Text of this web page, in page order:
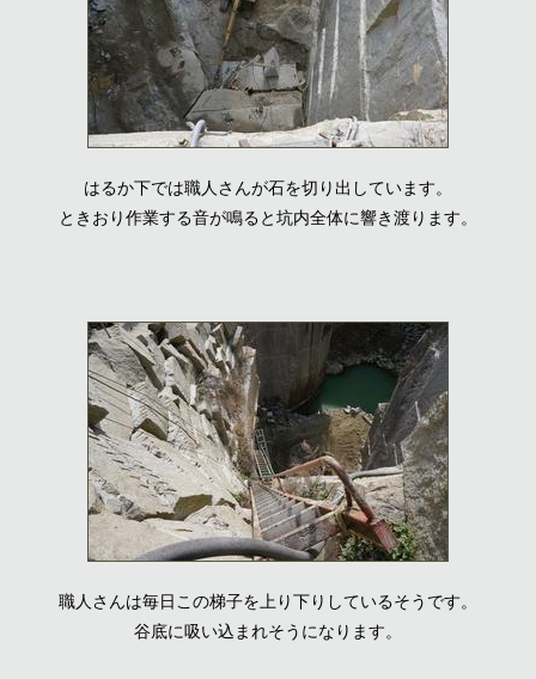
はるか下では職人さんが石を切り出しています。
ときおり作業する音が鳴ると坑内全体に響き渡ります。
職人さんは毎日この梯子を上り下りしているそうです。
谷底に吸い込まれそうになります。